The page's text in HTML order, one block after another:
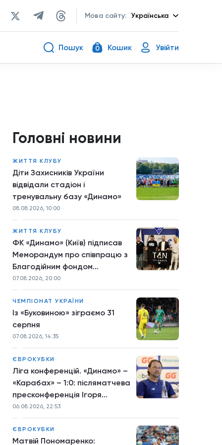
Мова сайту: Українська
Пошук 0 Кошик Увійти
Головні новини
ЖИТТЯ КЛУБУ
Діти Захисників України
відвідали стадіон і
тренувальну базу «Динамо»
08.08.2026, 10:00
ЖИТТЯ КЛУБУ
ФК «Динамо» (Київ) підписав
Меморандум про співпрацю з
Благодійним фондом
TYTANOVI
07.08.2026, 20:00
ЧЕМПІОНАТ УКРАЇНИ
Із «Буковиною» зіграємо 31
серпня
07.08.2026, 14:35
ЄВРОКУБКИ
Ліга конференцій. «Динамо» –
«Карабах» – 1:0: післяматчева
пресконференція Ігоря
Костюка
06.08.2026, 22:53
ЄВРОКУБКИ
Матвій Пономаренко: